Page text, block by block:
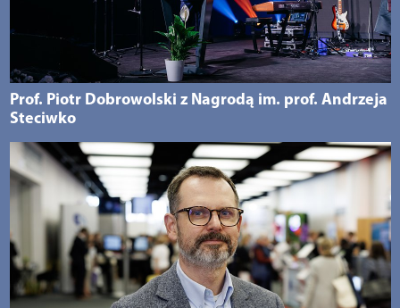
Prof. Piotr Dobrowolski z Nagrodą im. prof. Andrzeja
Steciwko